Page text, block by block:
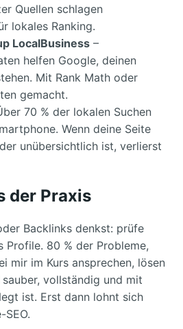
Quellen schlagen
lokales Ranking.
LocalBusiness –
helfen Google, deinen
Mit Rank Math oder
gemacht.
70 % der lokalen Suchen
Wenn deine Seite
unübersichtlich ist, verlierst
der Praxis
Backlinks denkst: prüfe
Profile. 80 % der Probleme,
mir im Kurs ansprechen, lösen
vollständig und mit
ist. Erst dann lohnt sich